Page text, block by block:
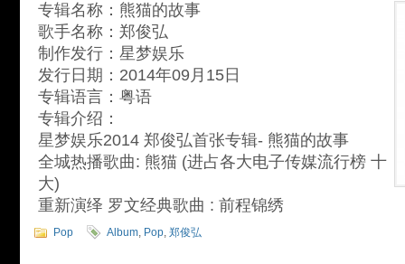
专辑名称：熊猫的故事
歌手名称：郑俊弘
制作发行：星梦娱乐
发行日期：2014年09月15日
专辑语言：粤语
专辑介绍：
星梦娱乐2014 郑俊弘首张专辑- 熊猫的故事
全城热播歌曲: 熊猫 (进占各大电子传媒流行榜 十
大)
重新演绎 罗文经典歌曲 : 前程锦绣
Pop Album, Pop, 郑俊弘